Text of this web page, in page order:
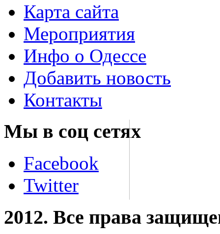
Карта сайта
Мероприятия
Инфо о Одессе
Добавить новость
Контакты
Мы в соц сетях
Facebook
Twitter
2012. Все права